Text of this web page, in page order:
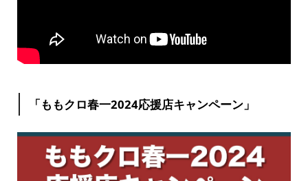
「ももクロ春一2024応援店キャンペーン」